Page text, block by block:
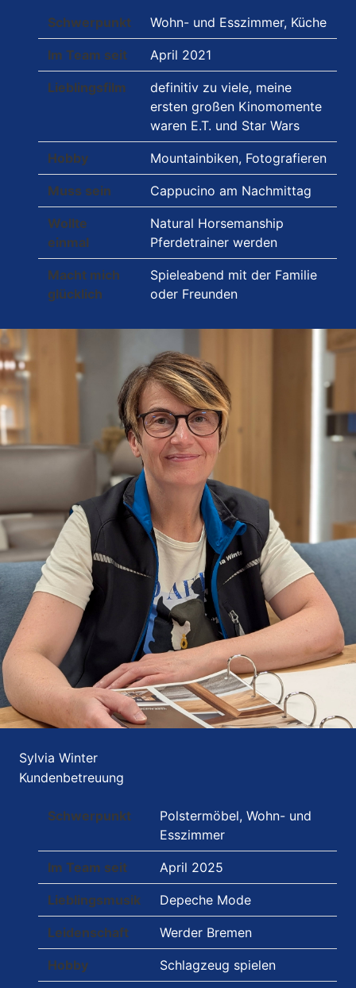
Schwerpunkt Wohn- und Esszimmer, Küche
Im Team seit April 2021
Lieblingsfilm
definitiv zu viele, meine
ersten großen Kinomomente
waren E.T. und Star Wars
Hobby Mountainbiken, Fotografieren
Muss sein Cappucino am Nachmittag
Wollte
einmal
Natural Horsemanship
Pferdetrainer werden
Macht mich
glücklich
Spieleabend mit der Familie
oder Freunden
Sylvia Winter
Kundenbetreuung
Schwerpunkt
Polstermöbel, Wohn- und
Esszimmer
Im Team seit April 2025
Lieblingsmusik Depeche Mode
Leidenschaft Werder Bremen
Hobby Schlagzeug spielen